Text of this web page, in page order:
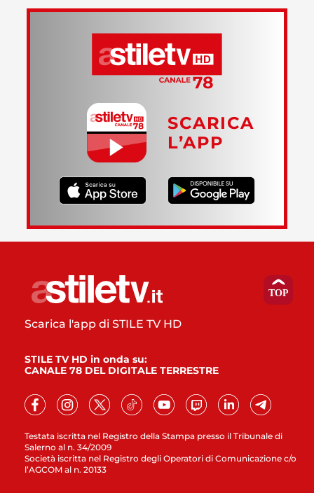
SCARICA
L’APP
Testata iscritta nel Registro della Stampa presso il Tribunale di
Salerno al n. 34/2009
Società iscritta nel Registro degli Operatori di Comunicazione c/o
l’AGCOM al n. 20133
Scarica l'app di STILE TV HD
STILE TV HD in onda su:
CANALE 78 DEL DIGITALE TERRESTRE